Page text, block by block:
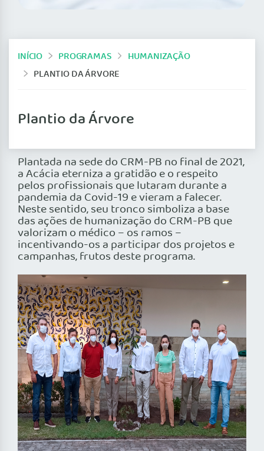
INÍCIO PROGRAMAS
HUMANIZAÇÃO
PLANTIO DA ÁRVORE
Plantio da Árvore
Plantada na sede do CRM-PB no final de 2021,
a Acácia eterniza a gratidão e o respeito
pelos profissionais que lutaram durante a
pandemia da Covid-19 e vieram a falecer.
Neste sentido, seu tronco simboliza a base
das ações de humanização do CRM-PB que
valorizam o médico – os ramos –
incentivando-os a participar dos projetos e
campanhas, frutos deste programa.